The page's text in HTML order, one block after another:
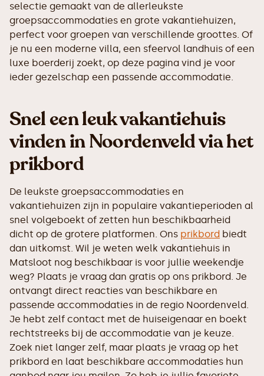
selectie gemaakt van de allerleukste
groepsaccommodaties en grote vakantiehuizen,
perfect voor groepen van verschillende groottes. Of
je nu een moderne villa, een sfeervol landhuis of een
luxe boerderij zoekt, op deze pagina vind je voor
ieder gezelschap een passende accommodatie.
Snel een leuk vakantiehuis
vinden in Noordenveld via het
prikbord
De leukste groepsaccommodaties en
vakantiehuizen zijn in populaire vakantieperioden al
snel volgeboekt of zetten hun beschikbaarheid
dicht op de grotere platformen. Ons prikbord biedt
dan uitkomst. Wil je weten welk vakantiehuis in
Matsloot nog beschikbaar is voor jullie weekendje
weg? Plaats je vraag dan gratis op ons prikbord. Je
ontvangt direct reacties van beschikbare en
passende accommodaties in de regio Noordenveld.
Je hebt zelf contact met de huiseigenaar en boekt
rechtstreeks bij de accommodatie van je keuze.
Zoek niet langer zelf, maar plaats je vraag op het
prikbord en laat beschikbare accommodaties hun